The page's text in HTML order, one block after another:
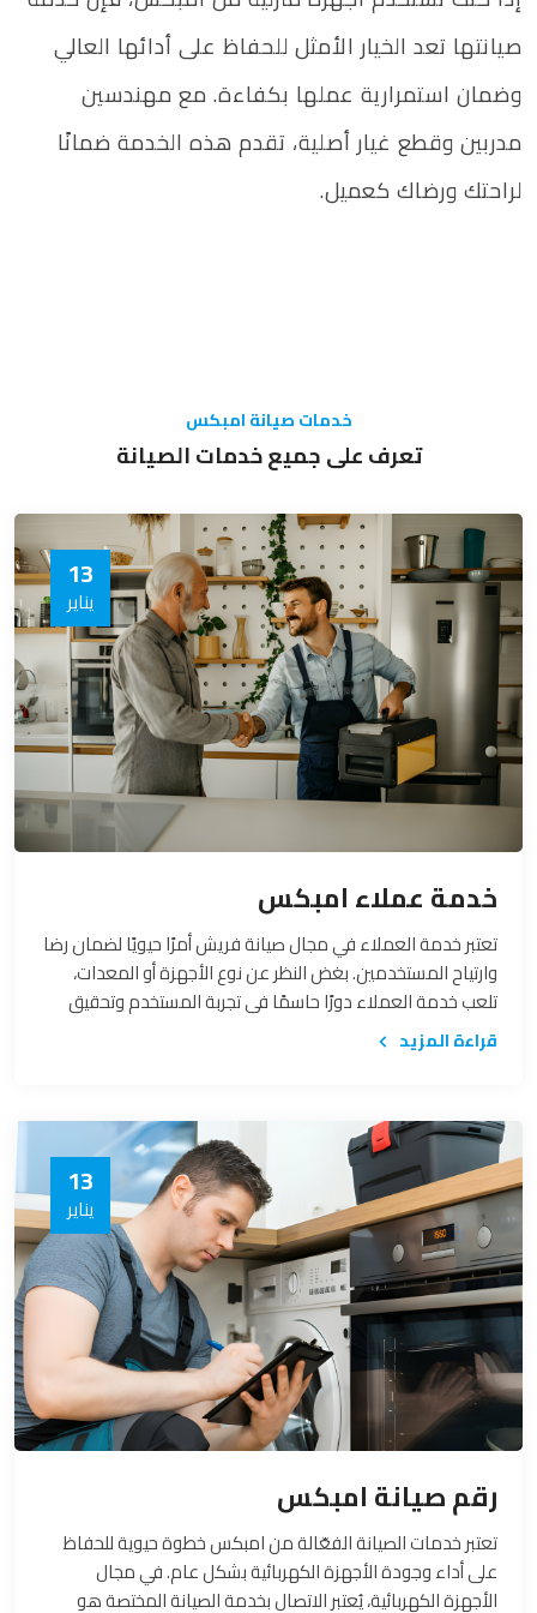
صيانتها تعد الخيار الأمثل للحفاظ على أدائها العالي
وضمان استمرارية عملها بكفاءة. مع مهندسين
مدربين وقطع غيار أصلية، تقدم هذه الخدمة ضمانًا
لراحتك ورضاك كعميل.
خدمات صيانة امبكس
تعرف على جميع خدمات الصيانة
13
يناير
خدمة عملاء امبكس
تعتبر خدمة العملاء في مجال صيانة فريش أمرًا حيويًا لضمان رضا
وارتياح المستخدمين. بغض النظر عن نوع الأجهزة أو المعدات،
تلعب خدمة العملاء دورًا حاسمًا في تجربة المستخدم وتحقيق
الثقة بين العميل والشركة المقدمة للخدمة. في هذا السياق،
سنتناول أهمية خدمة عملاء صيانة فريش وكيف يمكن لها أن
قراءة المزيد
13
يناير
رقم صيانة امبكس
تعتبر خدمات الصيانة الفعّالة من امبكس خطوة حيوية للحفاظ
على أداء وجودة الأجهزة الكهربائية بشكل عام. في مجال
الأجهزة الكهربائية، يُعتبر الاتصال بخدمة الصيانة المختصة هو